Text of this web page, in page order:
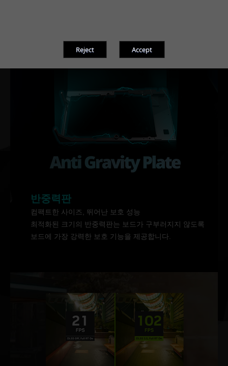
반중력판
컴팩트한 사이즈, 뛰어난 보호 성능
최적화된 크기의 반중력판는 보드가 구부러지지 않도록
보드에 가장 강력한 보호 기능을 제공합니다.